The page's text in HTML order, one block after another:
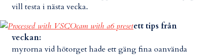
vill testa i nästa vecka.
ett tips från
veckan:
myrorna vid hötorget hade ett gäng fina oanvända